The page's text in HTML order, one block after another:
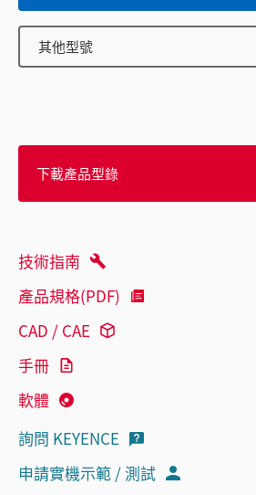
其他型號
下載產品型錄
技術指南
產品規格(PDF)
CAD / CAE
手冊
軟體
詢問 KEYENCE
申請實機示範 / 測試